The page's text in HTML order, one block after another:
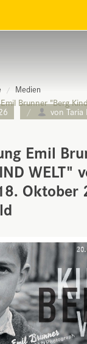
von Taria
Medien
Brunner "Berg
Emil
WELT"
Oktober